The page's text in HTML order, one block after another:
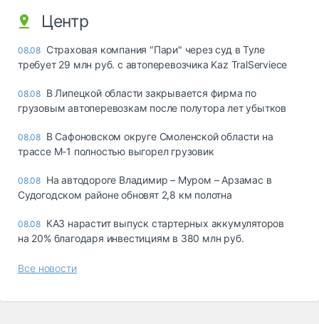
Центр
08.08 Страховая компания "Пари" через суд в Туле
требует 29 млн руб. с автоперевозчика Kaz TralServiece
08.08 В Липецкой области закрывается фирма по
грузовым автоперевозкам после полутора лет убытков
08.08 В Сафоновском округе Смоленской области на
трассе М-1 полностью выгорел грузовик
08.08 На автодороге Владимир – Муром – Арзамас в
Судогодском районе обновят 2,8 км полотна
08.08 КАЗ нарастит выпуск стартерных аккумуляторов
на 20% благодаря инвестициям в 380 млн руб.
Все новости